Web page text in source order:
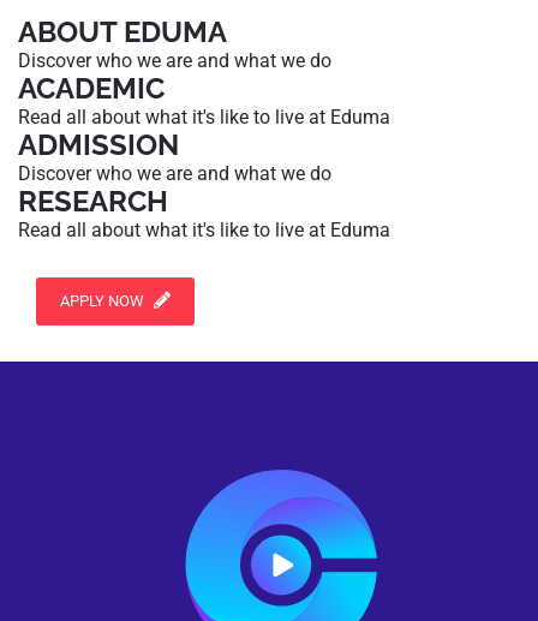
ABOUT EDUMA
Discover who we are and what we do
ACADEMIC
Read all about what it's like to live at Eduma
ADMISSION
Discover who we are and what we do
RESEARCH
Read all about what it's like to live at Eduma
APPLY NOW